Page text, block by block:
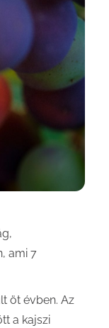
ami 7
öt évben. Az
a kajszi